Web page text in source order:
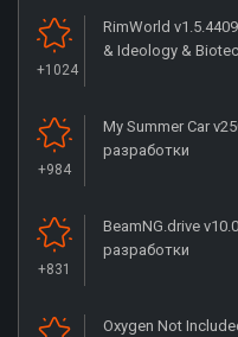
+1024
RimWorld
& Ideology &
+984
My Summer Car
разработки
+831
BeamNG.drive
разработки
Oxygen Not